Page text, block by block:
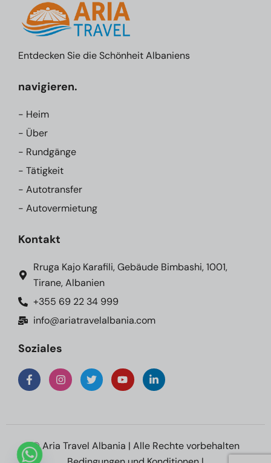
Entdecken Sie die Schönheit Albaniens
navigieren.
- Heim
- Über
- Rundgänge
- Tätigkeit
- Autotransfer
- Autovermietung
Kontakt
Rruga Kajo Karafili, Gebäude Bimbashi, 1001,
Tirane, Albanien
+355 69 22 34 999
info@ariatravelalbania.com
Soziales
© Aria Travel Albania | Alle Rechte vorbehalten